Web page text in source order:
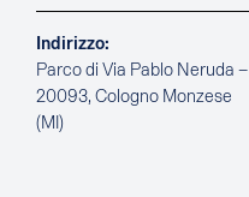
Indirizzo:
Parco di Via Pablo Neruda –
20093, Cologno Monzese
(MI)